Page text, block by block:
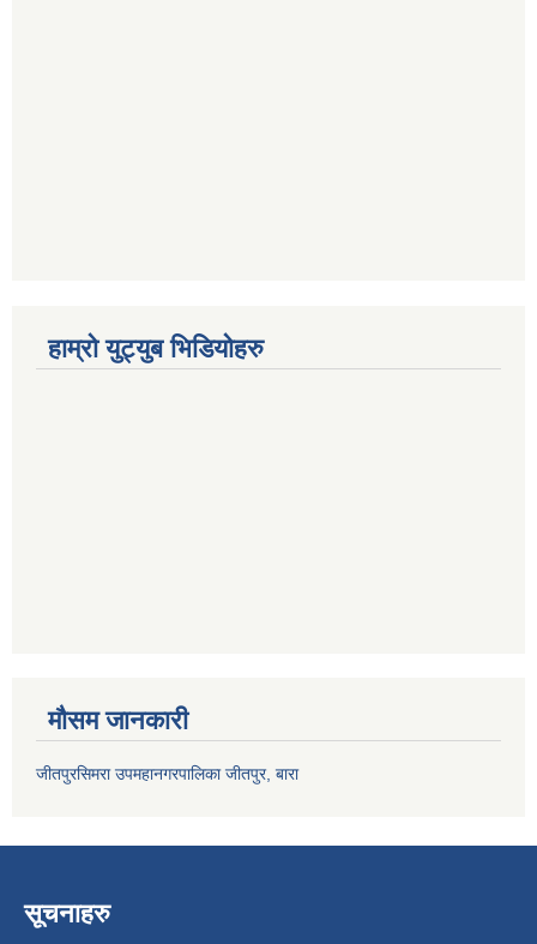
हाम्रो युट्युब भिडियोहरु
मौसम जानकारी
जीतपुरसिमरा उपमहानगरपालिका जीतपुर, बारा
सूचनाहरु